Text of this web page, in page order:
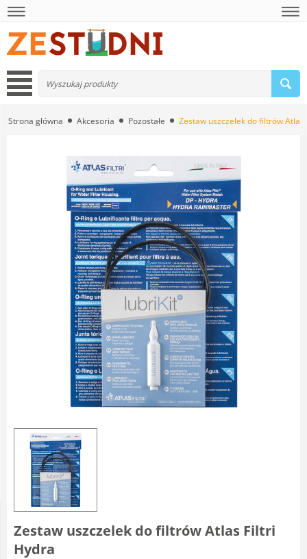
Strona główna Akcesoria Pozostałe Zestaw uszczelek do filtrów
Zestaw uszczelek do filtrów Atlas Filtri
Hydra